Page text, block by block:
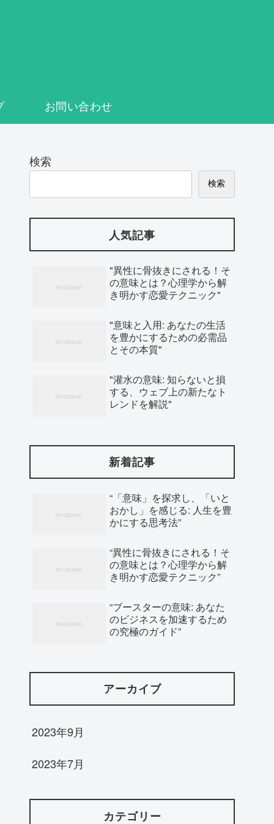
お問い合わせ
検索
検索
人気記事
"異性に骨抜きにされる！そ
の意味とは？心理学から解
き明かす恋愛テクニック"
"意味と入用: あなたの生活
を豊かにするための必需品
とその本質"
"灌水の意味: 知らないと損
する、ウェブ上の新たなト
レンドを解説"
新着記事
“「意味」を探求し、「いと
おかし」を感じる: 人生を豊
かにする思考法”
“異性に骨抜きにされる！そ
の意味とは？心理学から解
き明かす恋愛テクニック”
“ブースターの意味: あなた
のビジネスを加速するため
の究極のガイド”
アーカイブ
2023年9月
2023年7月
カテゴリー